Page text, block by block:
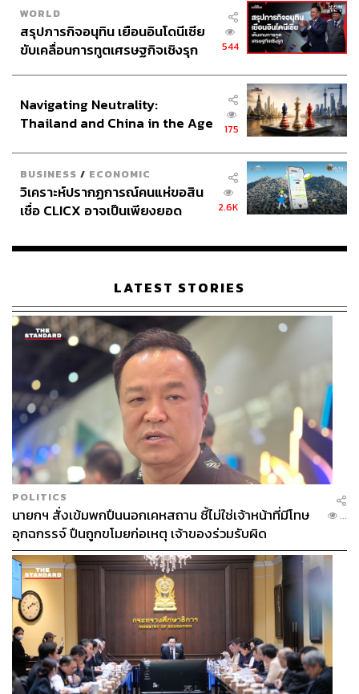
อ้างอิง
https://www.footyheadlines.com/2024/05/adidas-f50-
messi-triunfo-estelar.html
WORLD
สรุปภารกิจอนุทิน เยือนอินโดนีเซีย
ขับเคลื่อนการทูตเศรษฐกิจเชิงรุก
544
Navigating Neutrality:
Thailand and China in the Age
175
BUSINESS / ECONOMIC
วิเคราะห์ปรากฏการณ์คนแห่ขอสิน
เชื่อ CLICX อาจเป็นเพียงยอด
เรือนไทยที่ถูกซุกไว้
2.6K
LATEST STORIES
POLITICS
นายกฯ สั่งเข้มพกปืนนอกเคหสถาน ชี้ไม่ใช่เจ้าหน้าที่มีโทษ
อุกฉกรรจ์ ปืนถูกขโมยก่อเหตุ เจ้าของร่วมรับผิด
...